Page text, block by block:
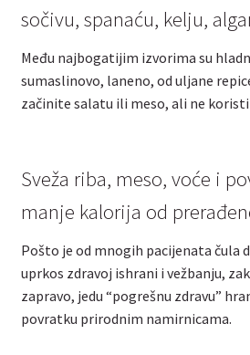
sočivu, spanaću, kelju,
Među najbogatijim izvorima su
sumaslinovo, laneno, od uljane
začinite salatu ili meso, ali ne
Sveža riba, meso, voće i
manje kalorija od
Pošto je od mnogih pacijenata čula
uprkos zdravoj ishrani i vežbanju,
zapravo, jedu “pogrešnu zdravu”
povratku prirodnim namirnicama.